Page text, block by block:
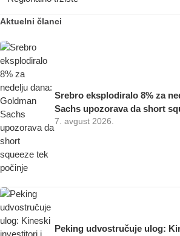
Aktuelni članci
Srebro eksplodiralo 8% za
Sachs upozorava da short
7. avgust 2026.
Peking udvostručuje ulog: